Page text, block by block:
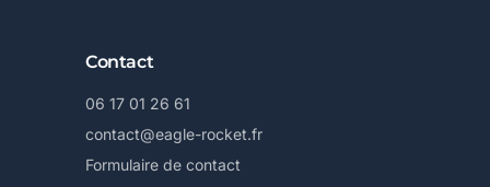
Contact
06 17 01 26 61
contact@eagle-rocket.fr
Formulaire de contact